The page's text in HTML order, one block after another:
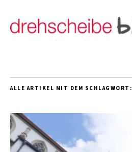
ALLE ARTIKEL MIT DEM SCHLAGWORT: